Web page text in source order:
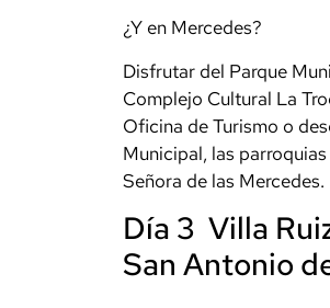
¿Y en Mercedes?
Disfrutar del Parque
Complejo Cultural La
Oficina de Turismo o
Municipal, las
Señora de las Mercedes.
Día 3 Villa
San Antonio